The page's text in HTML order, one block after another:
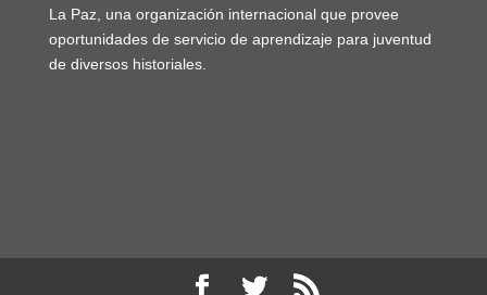
La Paz, una organización internacional que provee
oportunidades de servicio de aprendizaje para juventud
de diversos historiales.